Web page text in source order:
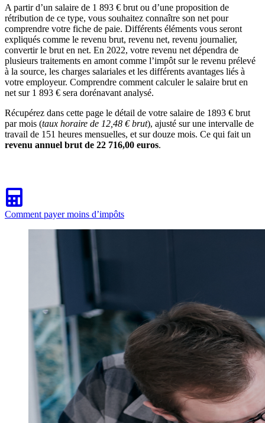
A partir d’un salaire de 1 893 € brut ou d’une proposition de
rétribution de ce type, vous souhaitez connaître son net pour
comprendre votre fiche de paie. Différents éléments vous seront
expliqués comme le revenu brut, revenu net, revenu journalier,
convertir le brut en net. En 2022, votre revenu net dépendra de
plusieurs traitements en amont comme l’impôt sur le revenu prélevé
à la source, les charges salariales et les différents avantages liés à
votre employeur. Comprendre comment calculer le salaire brut en
net sur 1 893 € sera dorénavant analysé.
Récupérez dans cette page le détail de votre salaire de 1893 € brut
par mois (taux horaire de 12,48 € brut), ajusté sur une intervalle de
travail de 151 heures mensuelles, et sur douze mois. Ce qui fait un
revenu annuel brut de 22 716,00 euros.
Comment payer moins d’impôts